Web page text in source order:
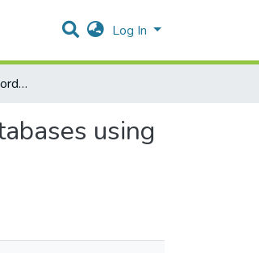
Log In
System for Top-k Keyword Search processing over relational databases using semantics
using